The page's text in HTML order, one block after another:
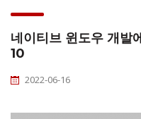
네이티브 윈도우 개발
10
2022-06-16